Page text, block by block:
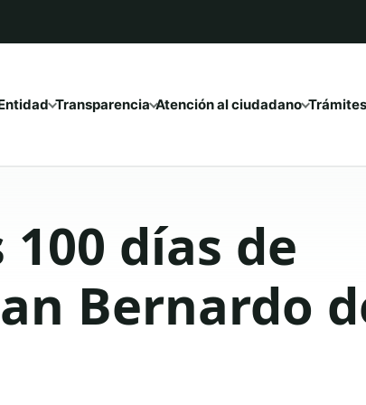
Transparencia Atención al ciudadano
días de
Bernardo